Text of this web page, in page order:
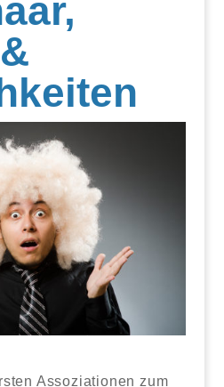
Assoziationen zum